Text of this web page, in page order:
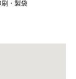
・製袋